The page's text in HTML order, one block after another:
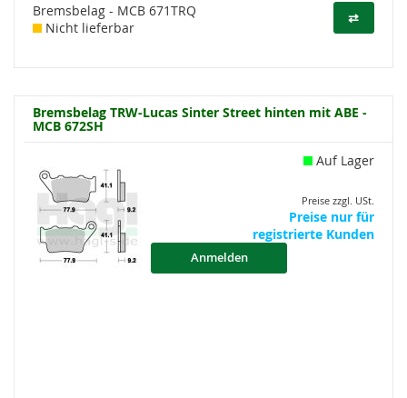
⇄
Bremsbelag - MCB 671TRQ
Nicht lieferbar
Bremsbelag TRW-Lucas Sinter Street hinten mit ABE -
MCB 672SH
Auf Lager
Preise zzgl. USt.
Preise nur für
registrierte Kunden
Anmelden